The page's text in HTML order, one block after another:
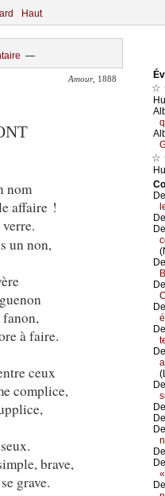
Haut
—
Amour, 1888
nom
affaire !
un non,
à faire.
ceux
complice,
brave,
grave.
☆
☆
De
De
De
De
De
De
De
De
De
De
De
De
De
De
De